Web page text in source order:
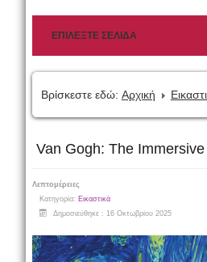
Βρίσκεστε εδώ: Αρχική
Van Gogh: The
Λεπτομέρειες
Κατηγορία: Εικαστικά
Δημοσιεύθηκε : 16 Οκτωβρίου 2025